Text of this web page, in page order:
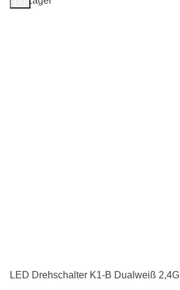
LED Drehschalter K1-B Dualweiß